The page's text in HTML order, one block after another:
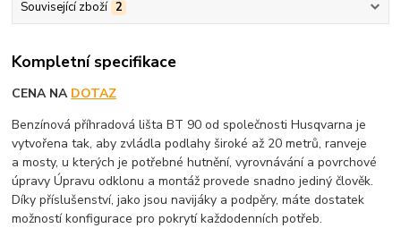
Související zboží 2
Kompletní specifikace
CENA NA DOTAZ
Benzínová příhradová lišta BT 90 od společnosti Husqvarna je
vytvořena tak, aby zvládla podlahy široké až 20 metrů, ranveje
a mosty, u kterých je potřebné hutnění, vyrovnávání a povrchové
úpravy Úpravu odklonu a montáž provede snadno jediný člověk.
Díky příslušenství, jako jsou navijáky a podpěry, máte dostatek
možností konfigurace pro pokrytí každodenních potřeb.